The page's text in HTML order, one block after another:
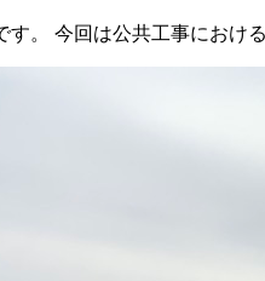
す。 今回は公共工事におけ